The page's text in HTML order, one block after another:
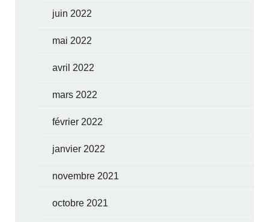
juin 2022
mai 2022
avril 2022
mars 2022
février 2022
janvier 2022
novembre 2021
octobre 2021